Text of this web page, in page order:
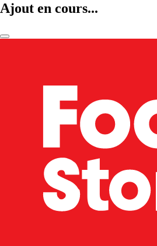
Ajout en cours...